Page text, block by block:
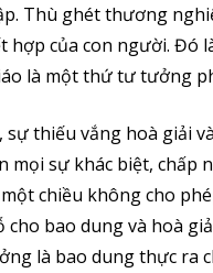
Thù ghét thương
của con người. Đó
là một thứ tư tưởng
thiếu vắng hoà giải
sự khác biệt, chấp
chiều không cho
bao dung và hoà
là bao dung thực